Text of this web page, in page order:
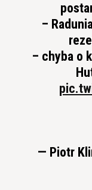
–
– chyba o
— Piotr